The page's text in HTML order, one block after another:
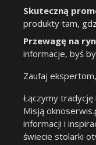
Skuteczną
produkty tam,
Przewagę na
informacje, byś
Zaufaj
Łączymy tradycję
Misją
informacji i
świecie stolarki